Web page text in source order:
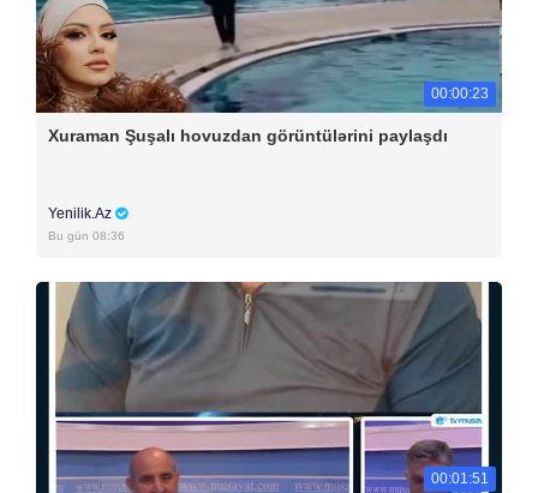
00:00:23
Xuraman Şuşalı hovuzdan görüntülərini paylaşdı
Yenilik.Az
Bu gün 08:36
00:01:51